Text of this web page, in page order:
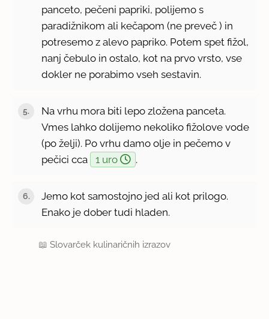
panceto, pečeni papriki, polijemo s
paradižnikom ali kečapom (ne preveč ) in
potresemo z alevo papriko. Potem spet fižol,
nanj čebulo in ostalo, kot na prvo vrsto, vse
dokler ne porabimo vseh sestavin.
Na vrhu mora biti lepo zložena panceta.
Vmes lahko dolijemo nekoliko fižolove vode
(po želji). Po vrhu damo olje in pečemo v
pečici cca
1 uro .
Jemo kot samostojno jed ali kot prilogo.
Enako je dober tudi hladen.
📖Slovarček kulinaričnih izrazov